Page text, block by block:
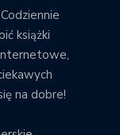
książki
na dobre!